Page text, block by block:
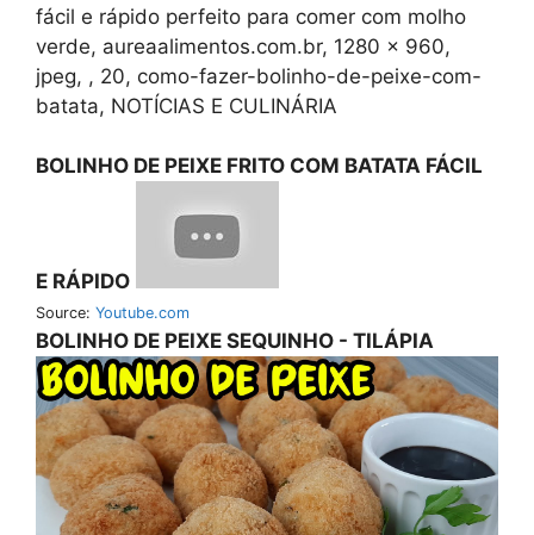
fácil e rápido perfeito para comer com molho
verde, aureaalimentos.com.br, 1280 x 960,
jpeg, , 20, como-fazer-bolinho-de-peixe-com-
batata, NOTÍCIAS E CULINÁRIA
BOLINHO DE PEIXE FRITO COM BATATA FÁCIL
E RÁPIDO
Source: Youtube.com
BOLINHO DE PEIXE SEQUINHO - TILÁPIA